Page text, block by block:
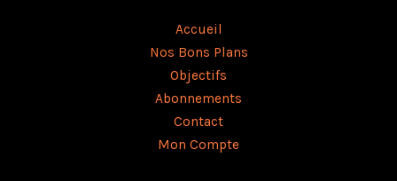
Accueil
Nos Bons Plans
Objectifs
Abonnements
Contact
Mon Compte